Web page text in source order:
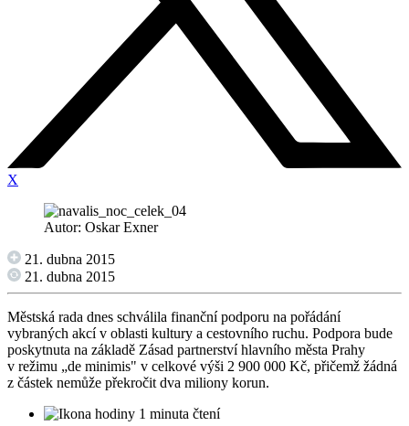
X
Autor: Oskar Exner
21. dubna 2015
21. dubna 2015
Městská rada dnes schválila finanční podporu na pořádání
vybraných akcí v oblasti kultury a cestovního ruchu. Podpora bude
poskytnuta na základě Zásad partnerství hlavního města Prahy
v režimu „de minimis" v celkové výši 2 900 000 Kč, přičemž žádná
z částek nemůže překročit dva miliony korun.
1 minuta čtení